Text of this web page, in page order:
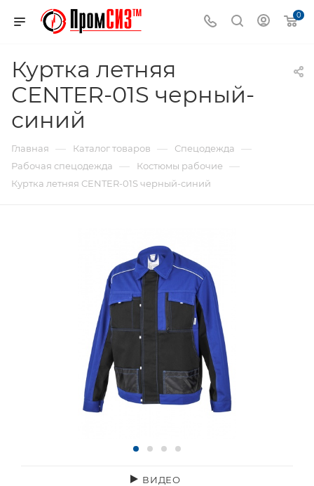
0
Куртка летняя
CENTER-01S черный-
синий
Главная — Каталог товаров — Спецодежда —
Рабочая спецодежда — Костюмы рабочие —
Куртка летняя CENTER-01S черный-синий
ВИДЕО